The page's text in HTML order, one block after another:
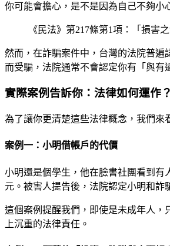
你可能會擔心，是不是因為自己不夠小
《民法》第217條第1項：「損害
然而，在詐騙案件中，台灣的法院普
而受騙，法院通常不會認定你有「與有
實際案例告訴你：法律如何運作？
為了讓你更清楚這些法律概念，我們來
案例一：小明借帳戶的代價
小明還是個學生，他在臉書社團看到有
元。被害人提告後，法院認定小明和詐
這個案例提醒我們，即使是未成年人，
上沉重的法律責任。